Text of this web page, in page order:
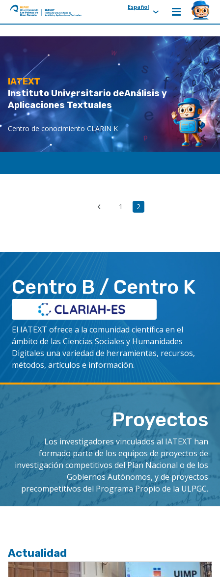
ULPGC
IATEXT
Español
IATEXT
Instituto Universitario deAnálisis y
Aplicaciones Textuales
Centro de conocimiento CLARIN K
PreviousPágina
1
Página
2
Centro B / Centro K
El IATEXT ofrece a la comunidad científica en el
ámbito de las Ciencias Sociales y Humanidades
Digitales una variedad de herramientas, recursos,
métodos, artículos e información.
Proyectos
Los investigadores vinculados al IATEXT han
formado parte de los equipos de proyectos de
investigación competitivos del Plan Nacional o de los
Gobiernos Autónomos, y de proyectos
precompetitivos del Programa Propio de la ULPGC.
Actualidad